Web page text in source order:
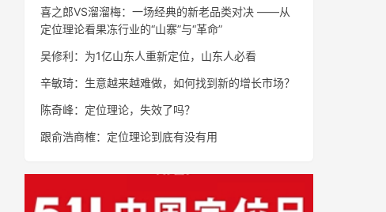
喜之郎VS溜溜梅：一场经典的新老品类对决 ——从
定位理论看果冻行业的“山寨”与“革命”
吴修利：为1亿山东人重新定位，山东人必看
辛敏琦：生意越来越难做，如何找到新的增长市场？
陈奇峰：定位理论，失效了吗？
跟俞浩商榷：定位理论到底有没有用